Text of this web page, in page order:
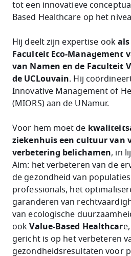
tot een innovatieve
Based Healthcare op het
Hij deelt zijn expertise ook als
Faculteit Eco-Management
van Namen en de Faculteit
de UCLouvain. Hij
Innovative Management of
(MIORS) aan de UNamur.
Voor hem moet de
ziekenhuis een cultuur van
verbetering belichamen, in
Aim: het verbeteren van de
de gezondheid van
professionals, het
garanderen van
van ecologische
ookValue-Based Healthcar
gericht is op het verbeteren
gezondheidsresultaten voor